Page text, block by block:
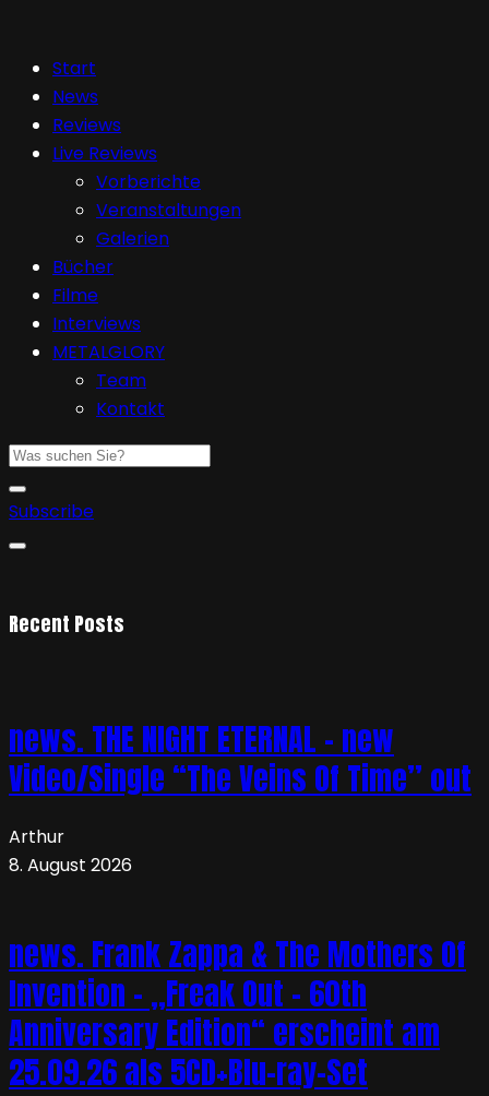
Start
News
Reviews
Live Reviews
Vorberichte
Veranstaltungen
Galerien
Bücher
Filme
Interviews
METALGLORY
Team
Kontakt
Subscribe
Recent Posts
news. THE NIGHT ETERNAL – new
Video/Single “The Veins Of Time” out
Arthur
8. August 2026
news. Frank Zappa & The Mothers Of
Invention – „Freak Out – 60th
Anniversary Edition“ erscheint am
25.09.26 als 5CD+Blu-ray-Set